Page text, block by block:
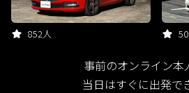
852人
事前のオンライン本
当日はすぐに出発で